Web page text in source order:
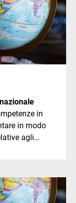
in
in modo
agli